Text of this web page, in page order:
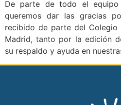
De parte de todo el equipo
queremos dar las gracias
recibido de parte del Colegio
Madrid, tanto por la edición
su respaldo y ayuda en